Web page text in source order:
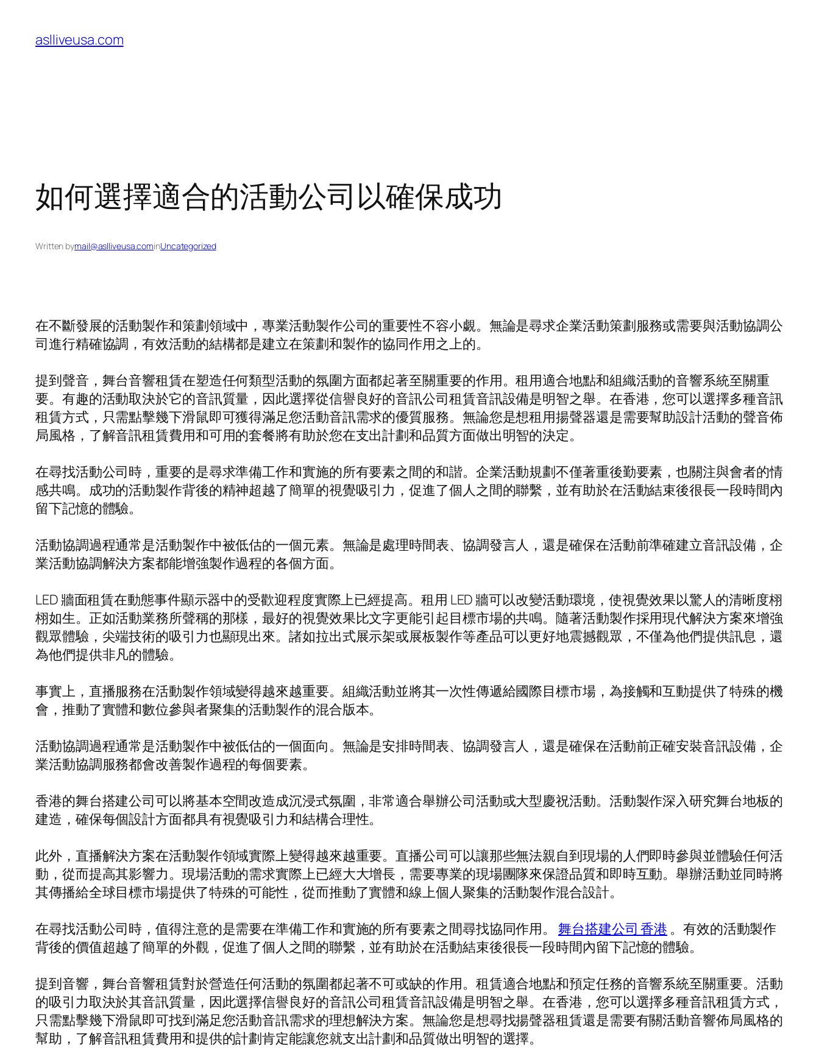
content
aslliveusa.com
如何選擇適合的活動公司以確保成功
Written bymail@aslliveusa.cominUncategorized
在不斷發展的活動製作和策劃領域中，專業活動製作公司的重要性不容小覷。無論是尋求企業活動策劃服務或需要與活動協調公
司進行精確協調，有效活動的結構都是建立在策劃和製作的協同作用之上的。
提到聲音，舞台音響租賃在塑造任何類型活動的氛圍方面都起著至關重要的作用。租用適合地點和組織活動的音響系統至關重
要。有趣的活動取決於它的音訊質量，因此選擇從信譽良好的音訊公司租賃音訊設備是明智之舉。在香港，您可以選擇多種音訊
租賃方式，只需點擊幾下滑鼠即可獲得滿足您活動音訊需求的優質服務。無論您是想租用揚聲器還是需要幫助設計活動的聲音佈
局風格，了解音訊租賃費用和可用的套餐將有助於您在支出計劃和品質方面做出明智的決定。
在尋找活動公司時，重要的是尋求準備工作和實施的所有要素之間的和諧。企業活動規劃不僅著重後勤要素，也關注與會者的情
感共鳴。成功的活動製作背後的精神超越了簡單的視覺吸引力，促進了個人之間的聯繫，並有助於在活動結束後很長一段時間內
留下記憶的體驗。
活動協調過程通常是活動製作中被低估的一個元素。無論是處理時間表、協調發言人，還是確保在活動前準確建立音訊設備，企
業活動協調解決方案都能增強製作過程的各個方面。
LED 牆面租賃在動態事件顯示器中的受歡迎程度實際上已經提高。租用 LED 牆可以改變活動環境，使視覺效果以驚人的清晰度栩
栩如生。正如活動業務所聲稱的那樣，最好的視覺效果比文字更能引起目標市場的共鳴。隨著活動製作採用現代解決方案來增強
觀眾體驗，尖端技術的吸引力也顯現出來。諸如拉出式展示架或展板製作等產品可以更好地震撼觀眾，不僅為他們提供訊息，還
為他們提供非凡的體驗。
事實上，直播服務在活動製作領域變得越來越重要。組織活動並將其一次性傳遞給國際目標市場，為接觸和互動提供了特殊的機
會，推動了實體和數位參與者聚集的活動製作的混合版本。
活動協調過程通常是活動製作中被低估的一個面向。無論是安排時間表、協調發言人，還是確保在活動前正確安裝音訊設備，企
業活動協調服務都會改善製作過程的每個要素。
香港的舞台搭建公司可以將基本空間改造成沉浸式氛圍，非常適合舉辦公司活動或大型慶祝活動。活動製作深入研究舞台地板的
建造，確保每個設計方面都具有視覺吸引力和結構合理性。
此外，直播解決方案在活動製作領域實際上變得越來越重要。直播公司可以讓那些無法親自到現場的人們即時參與並體驗任何活
動，從而提高其影響力。現場活動的需求實際上已經大大增長，需要專業的現場團隊來保證品質和即時互動。舉辦活動並同時將
其傳播給全球目標市場提供了特殊的可能性，從而推動了實體和線上個人聚集的活動製作混合設計。
在尋找活動公司時，值得注意的是需要在準備工作和實施的所有要素之間尋找協同作用。 舞台搭建公司 香港 。有效的活動製作
背後的價值超越了簡單的外觀，促進了個人之間的聯繫，並有助於在活動結束後很長一段時間內留下記憶的體驗。
提到音響，舞台音響租賃對於營造任何活動的氛圍都起著不可或缺的作用。租賃適合地點和預定任務的音響系統至關重要。活動
的吸引力取決於其音訊質量，因此選擇信譽良好的音訊公司租賃音訊設備是明智之舉。在香港，您可以選擇多種音訊租賃方式，
只需點擊幾下滑鼠即可找到滿足您活動音訊需求的理想解決方案。無論您是想尋找揚聲器租賃還是需要有關活動音響佈局風格的
幫助，了解音訊租賃費用和提供的計劃肯定能讓您就支出計劃和品質做出明智的選擇。